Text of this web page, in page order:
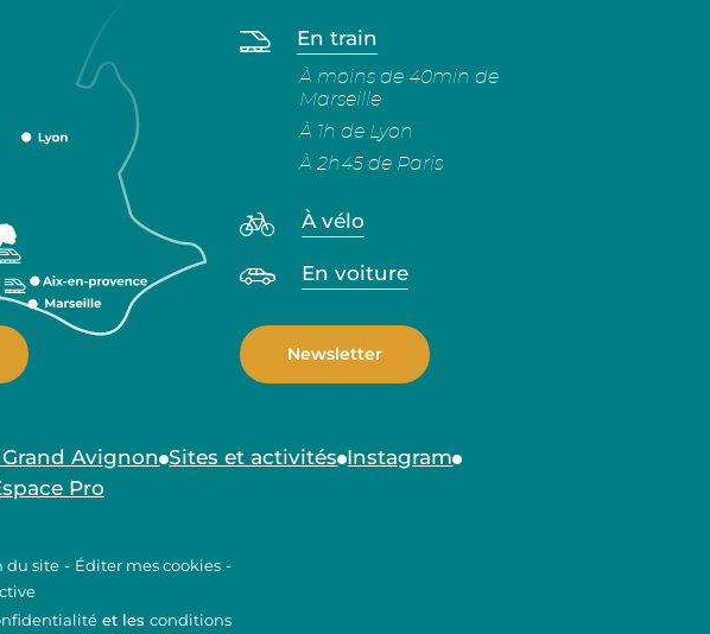
En train
À moins de 40min de
Marseille
À 1h de Lyon
À 2h45 de Paris
À vélo
En voiture
Newsletter
Avignon Sites et activités Instagram
Pro
du site - Éditer mes cookies -
et lesconditions